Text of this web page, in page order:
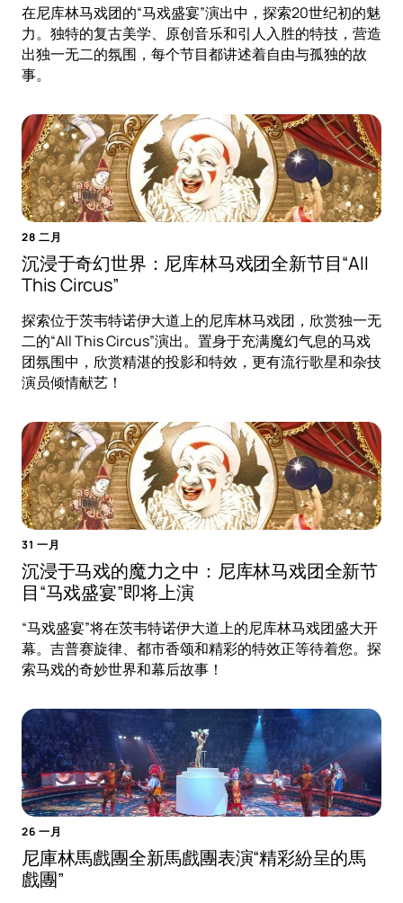
在尼库林马戏团的“马戏盛宴”演出中，探索20世纪初的魅
力。独特的复古美学、原创音乐和引人入胜的特技，营造
出独一无二的氛围，每个节目都讲述着自由与孤独的故
事。
28 二月
沉浸于奇幻世界：尼库林马戏团全新节目“All
This Circus”
探索位于茨韦特诺伊大道上的尼库林马戏团，欣赏独一无
二的“All This Circus”演出。置身于充满魔幻气息的马戏
团氛围中，欣赏精湛的投影和特效，更有流行歌星和杂技
演员倾情献艺！
31 一月
沉浸于马戏的魔力之中：尼库林马戏团全新节
目“马戏盛宴”即将上演
“马戏盛宴”将在茨韦特诺伊大道上的尼库林马戏团盛大开
幕。吉普赛旋律、都市香颂和精彩的特效正等待着您。探
索马戏的奇妙世界和幕后故事！
26 一月
尼庫林馬戲團全新馬戲團表演“精彩紛呈的馬
戲團”